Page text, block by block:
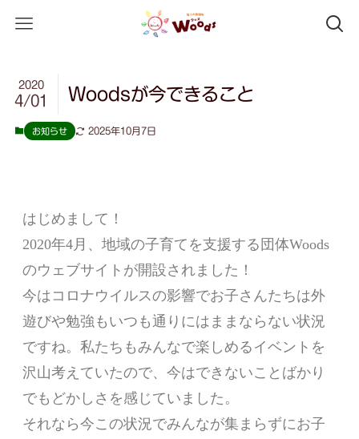
Woodsが今できること
2020
4/01
お知らせ 2025年10月7日
はじめまして！
2020年4月、地域の子育てを支援する団体Woods
のウェブサイトが開設されました！
今はコロナウイルスの影響でお子さんたちは外
遊びや勉強もいつも通りにはままならない状況
ですね。私たちもみんなで楽しめるイベントを
沢山考えていたので、今はできないことばかり
でもどかしさを感じていました。
それなら今この状況でみんなが集まらずにお子